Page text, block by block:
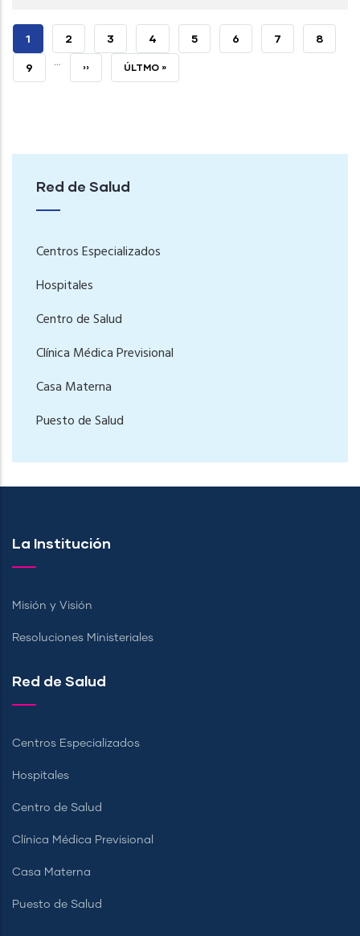
PÁGINA
ACTUAL
1 PAGE
2 PAGE
3 PAGE
4 PAGE
5 PAGE
6 PAGE
7 PAGE
8
PAGE
9 … SIGUIENTE
›› ÚLTIMA
ÚLTMO »
Red de Salud
Centros Especializados
Hospitales
Centro de Salud
Clínica Médica Previsional
Casa Materna
Puesto de Salud
La Institución
Misión y Visión
Resoluciones Ministeriales
Red de Salud
Centros Especializados
Hospitales
Centro de Salud
Clínica Médica Previsional
Casa Materna
Puesto de Salud